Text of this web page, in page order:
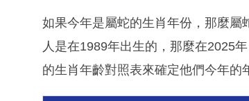
如果今年是屬蛇的生肖年份，那麼屬
人是在1989年出生的，那麼在2025
的生肖年齡對照表來確定他們今年的